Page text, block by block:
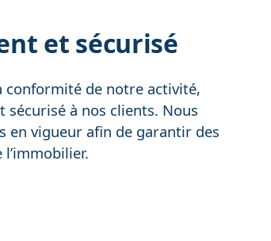
et sécurisé
conformité de notre activité,
à nos clients. Nous
en vigueur afin de garantir des